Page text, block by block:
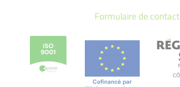
Formulaire de contact